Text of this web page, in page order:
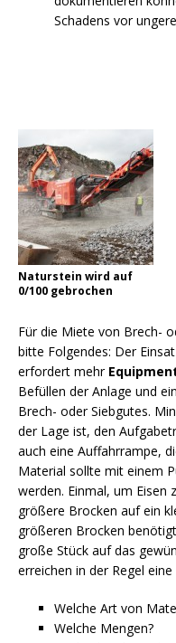
Schadens vor
Naturstein wird auf
0/100 gebrochen
Für die Miete von Brech-
bitte Folgendes: Der
erfordert mehr
Befüllen der Anlage und
Brech- oder Siebgutes.
der Lage ist, den
auch eine Auffahrrampe,
Material sollte mit einem
werden. Einmal, um Eisen
größere Brocken auf ein
größeren Brocken
große Stück auf das
erreichen in der Regel
Welche Art von
Welche Mengen?